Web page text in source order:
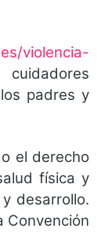
violencia-
padres y
el derecho
física y
desarrollo.
Convención